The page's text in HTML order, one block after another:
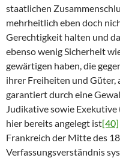
staatlichen
mehrheitlich eben doch
Gerechtigkeit halten und
ebenso wenig Sicherheit
gewärtigen haben, die
ihrer Freiheiten und Güter,
garantiert durch eine
Judikative sowie
hier bereits angelegt ist[40]
Frankreich der Mitte des
Verfassungsverständnis